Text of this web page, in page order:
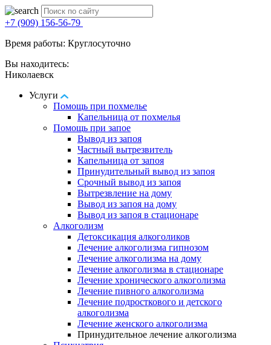
+7 (909) 156-56-79
Время работы: Круглосуточно
Вы находитесь:
Николаевск
Услуги
Помощь при похмелье
Капельница от похмелья
Помощь при запое
Вывод из запоя
Частный вытрезвитель
Капельница от запоя
Принудительный вывод из запоя
Срочный вывод из запоя
Вытрезвление на дому
Вывод из запоя на дому
Вывод из запоя в стационаре
Алкоголизм
Детоксикация алкоголиков
Лечение алкоголизма гипнозом
Лечение алкоголизма на дому
Лечение алкоголизма в стационаре
Лечение хронического алкоголизма
Лечение пивного алкоголизма
Лечение подросткового и детского
алкоголизма
Лечение женского алкоголизма
Принудительное лечение алкоголизма